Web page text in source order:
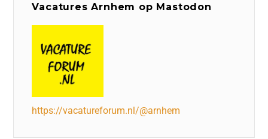
Vacatures Arnhem op Mastodon
https://vacatureforum.nl/@arnhem